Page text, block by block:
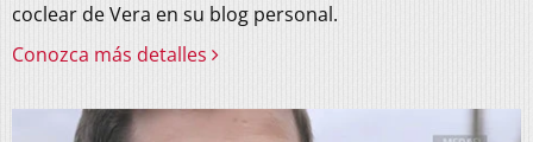
coclear de Vera en su blog personal.
Conozca más detalles